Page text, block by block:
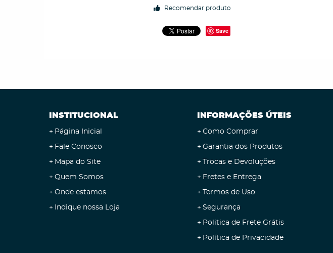
Recomendar produto
Save
INSTITUCIONAL
Página Inicial
Fale Conosco
Mapa do Site
Quem Somos
Onde estamos
Indique nossa Loja
INFORMAÇÕES ÚTEIS
Como Comprar
Garantia dos Produtos
Trocas e Devoluções
Fretes e Entrega
Termos de Uso
Segurança
Politica de Frete Grátis
Política de Privacidade